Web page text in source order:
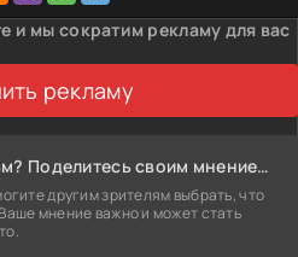
и мы сократим рекламу для вас
рекламу
Понравился фильм? Поделитесь своим мнением!
другим зрителям выбрать, что
мнение важно и может стать